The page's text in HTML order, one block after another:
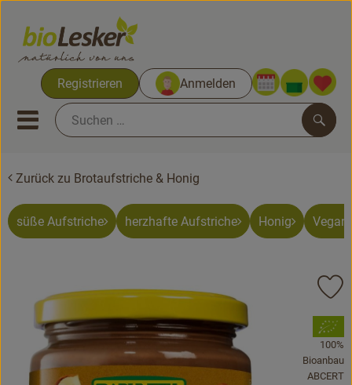
Registrieren Anmelden
Mobiles Menu öffnen oder
Biokisten
Kochkisten
Biokisten
Obst & Gemüse
Bäckerei
Zurück zu Brotaufstriche & Honig
süße Aufstriche herzhafte Aufstriche Honig
, Verband:
100%
Bioanbau
,ABCERT